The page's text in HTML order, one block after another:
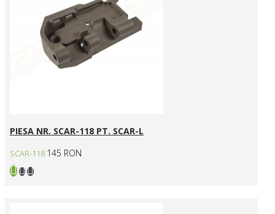
PIESA NR. SCAR-118 PT. SCAR-L
SCAR-118 145 RON